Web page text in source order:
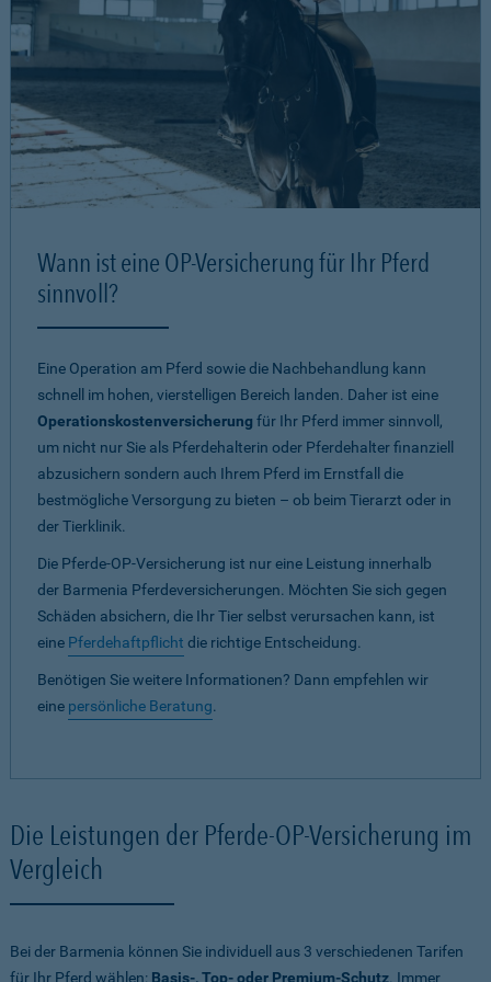
Wann ist eine OP-Versicherung für Ihr Pferd
sinnvoll?
Eine Operation am Pferd sowie die Nachbehandlung kann
schnell im hohen, vierstelligen Bereich landen. Daher ist eine
Operationskostenversicherung für Ihr Pferd immer sinnvoll,
um nicht nur Sie als Pferdehalterin oder Pferdehalter finanziell
abzusichern sondern auch Ihrem Pferd im Ernstfall die
bestmögliche Versorgung zu bieten – ob beim Tierarzt oder in
der Tierklinik.
Die Pferde-OP-Versicherung ist nur eine Leistung innerhalb
der Barmenia Pferdeversicherungen. Möchten Sie sich gegen
Schäden absichern, die Ihr Tier selbst verursachen kann, ist
eine Pferdehaftpflicht die richtige Entscheidung.
Benötigen Sie weitere Informationen? Dann empfehlen wir
eine persönliche Beratung.
Die Leistungen der Pferde-OP-Versicherung im
Vergleich
Bei der Barmenia können Sie individuell aus 3 verschiedenen Tarifen
für Ihr Pferd wählen: Basis-, Top- oder Premium-Schutz. Immer